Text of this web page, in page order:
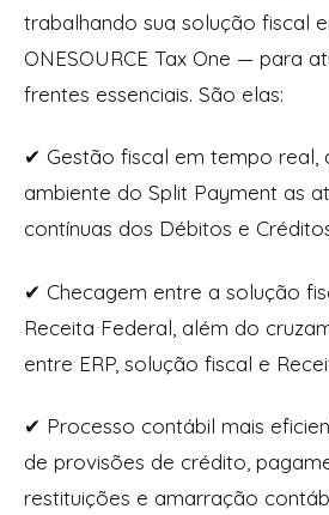
trabalhando sua solução fiscal
ONESOURCE Tax One — para
frentes essenciais. São elas:
✔ Gestão fiscal em tempo real,
ambiente do Split Payment as
contínuas dos Débitos e
✔ Checagem entre a solução
Receita Federal, além do
entre ERP, solução fiscal e
✔ Processo contábil mais
de provisões de crédito,
restituições e amarração